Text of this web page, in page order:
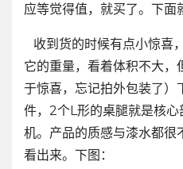
应等觉得值，就买了。下面
收到货的时候有点小惊喜
它的重量，看着体积不大，
于惊喜，忘记拍外包装了）
件，2个L形的桌腿就是核
机。产品的质感与漆水都很
看出来。下图：